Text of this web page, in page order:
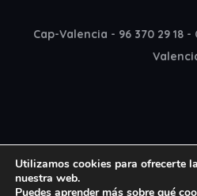
Cap-Valencia - 96 370 29 18
Utilizamos cookies para ofrecerte
nuestra web.
Puedes aprender más sobre qué